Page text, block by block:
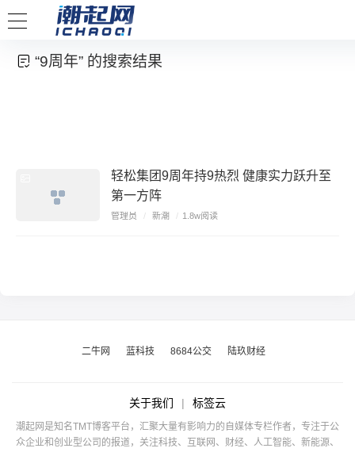
“9周年” 的搜索结果
轻松集团9周年持9热烈 健康实力跃升至
第一方阵
管理员 / 新潮 / 1.8w阅读
二牛网 蓝科技 8684公交 陆玖财经
关于我们 | 标签云
潮起网是知名TMT博客平台，汇聚大量有影响力的自媒体专栏作者，专注于公
众企业和创业型公司的报道，关注科技、互联网、财经、人工智能、新能源、